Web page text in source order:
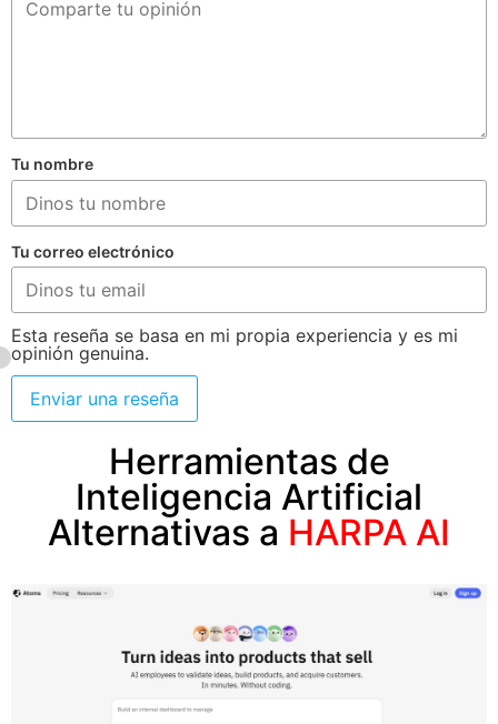
Tu nombre
Tu correo electrónico
Esta reseña se basa en mi propia experiencia y es mi
opinión genuina.
Enviar una reseña
Herramientas de
Inteligencia Artificial
Alternativas a HARPA AI